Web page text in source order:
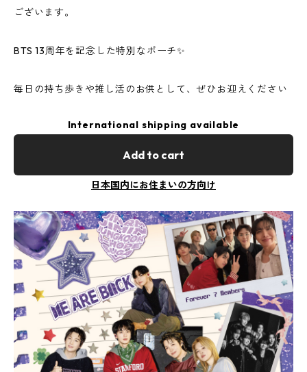
ございます。
BTS 13周年を記念した特別なポーチ✨
毎日の持ち歩きや推し活のお供として、ぜひお迎えください
International shipping available
Add to cart
日本国内にお住まいの方向け